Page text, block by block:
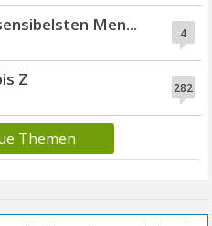
4
Men...
282
Z
Themen